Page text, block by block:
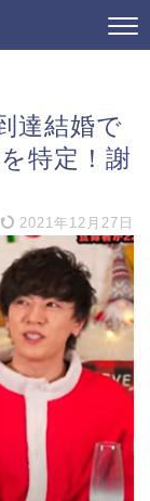
達結婚で
特定！謝
2021年12月27日